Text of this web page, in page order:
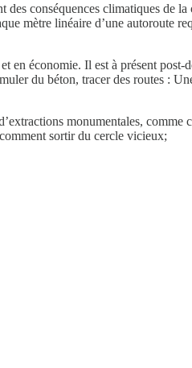
conséquences climatiques de
mètre linéaire d’une autoroute
en économie. Il est à présent post-
du béton, tracer des routes :
monumentales, comme
sortir du cercle vicieux;